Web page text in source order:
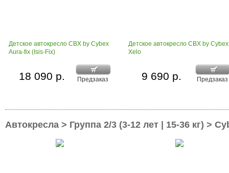
Детское автокресло CBX by Cybex
Aura-fix (Isis-Fix)
Предзаказ
18 090 р.
Детское автокресло CBX by Cybex
Xelo
Предзаказ
9 690 р.
Автокресла > Группа 2/3 (3-12 лет | 15-36 кг) >